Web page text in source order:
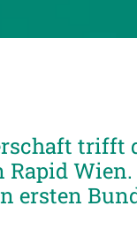
trifft
Rapid
ersten